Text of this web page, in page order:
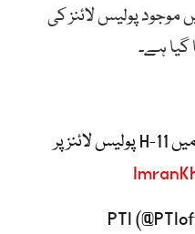
موجود پولیس لائنز کی
گیا ہے۔
آج دوپہر دو بجے اسلام آباد میں H-11 پولیس لائنز پر